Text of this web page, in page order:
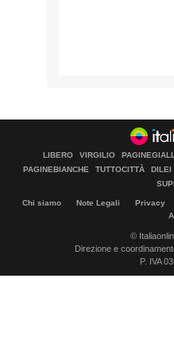
LIBERO VIRGILIO
PAGINEBIANCHE
TUTTOCITTÀ DILEI
Chi siamo Note Legali Privacy
©
Direzione e
P. IVA